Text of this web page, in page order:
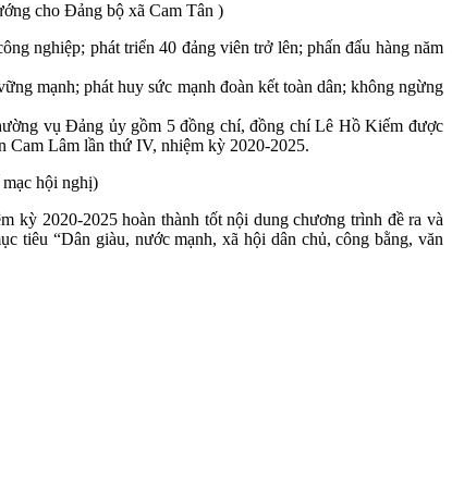
cho Đảng bộ xã Cam Tân )
nghiệp; phát triển 40 đảng viên trở lên; phấn đấu hàng năm
mạnh; phát huy sức mạnh đoàn kết toàn dân; không ngừng
vụ Đảng ủy gồm 5 đồng chí, đồng chí Lê Hồ Kiếm được
Lâm lần thứ IV, nhiệm kỳ 2020-2025.
hội nghị)
2020-2025 hoàn thành tốt nội dung chương trình đề ra và
tiêu “Dân giàu, nước mạnh, xã hội dân chủ, công bằng, văn